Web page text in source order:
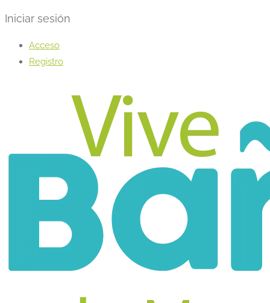
Iniciar sesión
Acceso
Registro